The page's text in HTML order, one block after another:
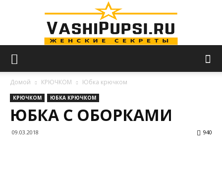
—
Домой КРЮЧКОМ Юбка крючком
КРЮЧКОМ ЮБКА КРЮЧКОМ
ЮБКА С ОБОРКАМИ
09.03.2018 940